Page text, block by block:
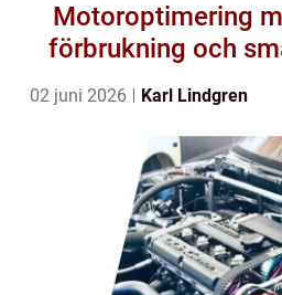
Motoroptimering
förbrukning och
02 juni 2026 Karl Lindgren